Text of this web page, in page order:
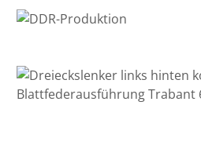
Bildergalerie überspringen